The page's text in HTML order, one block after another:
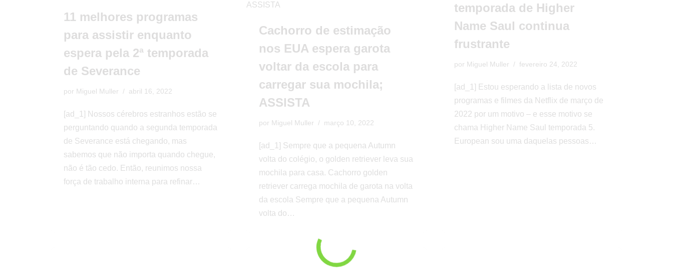
11 melhores programas
para assistir enquanto
espera pela 2ª temporada
de Severance
por Miguel Muller abril 16, 2022
[ad_1] Nossos cérebros estranhos estão se
perguntando quando a segunda temporada
de Severance está chegando, mas
sabemos que não importa quando chegue,
não é tão cedo. Então, reunimos nossa
força de trabalho interna para refinar…
Cachorro de estimação
nos EUA espera garota
voltar da escola para
carregar sua mochila;
ASSISTA
por Miguel Muller março 10, 2022
[ad_1] Sempre que a pequena Autumn
volta do colégio, o golden retriever leva sua
mochila para casa. Cachorro golden
retriever carrega mochila de garota na volta
da escola Sempre que a pequena Autumn
volta do…
temporada de Higher
Name Saul continua
frustrante
por Miguel Muller fevereiro 24, 2022
[ad_1] Estou esperando a lista de novos
programas e filmes da Netflix de março de
2022 por um motivo – e esse motivo se
chama Higher Name Saul temporada 5.
European sou uma daquelas pessoas…